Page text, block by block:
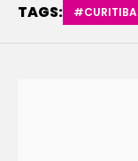
TAGS: #CURITIBA